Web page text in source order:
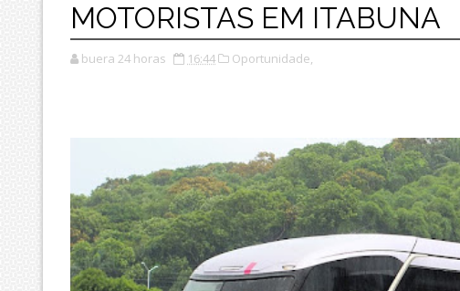
MOTORISTAS EM ITABUNA
buera 24 horas 16:44 Oportunidade,